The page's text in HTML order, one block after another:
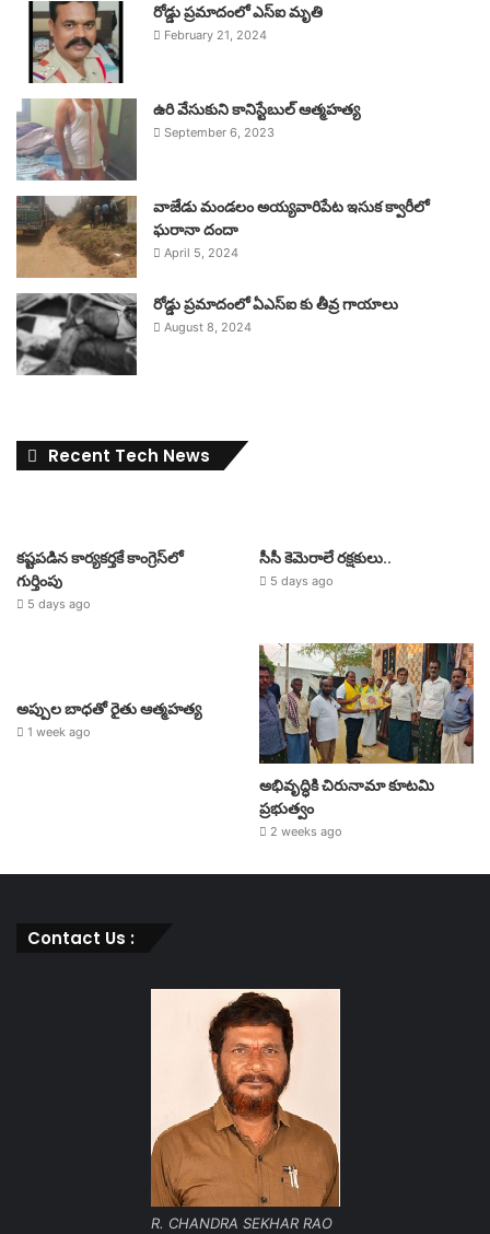
రోడ్డు ప్రమాదంలో ఎస్ఐ మృతి
February 21, 2024
ఉరి వేసుకుని కానిస్టేబుల్ ఆత్మహత్య
September 6, 2023
వాజేడు మండలం అయ్యవారిపేట ఇసుక క్వారీలో
ఘరానా దందా
April 5, 2024
రోడ్డు ప్రమాదంలో ఏఎస్ఐ కు తీవ్ర గాయాలు
August 8, 2024
Recent Tech News
కష్టపడిన కార్యకర్తకే కాంగ్రెస్‌లో
గుర్తింపు
5 days ago
సీసీ కెమెరాలే రక్షకులు..
5 days ago
అప్పుల బాధతో రైతు ఆత్మహత్య
1 week ago
అభివృద్ధికి చిరునామా కూటమి
ప్రభుత్వం
2 weeks ago
Contact Us :
R. CHANDRA SEKHAR RAO